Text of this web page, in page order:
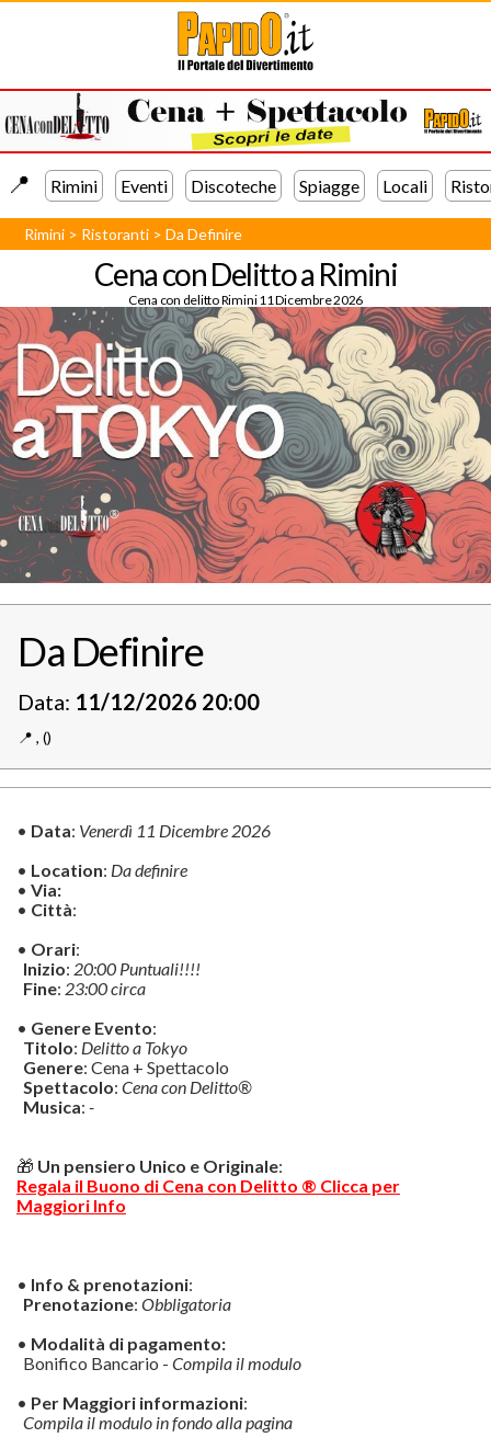
📍️ Rimini Eventi Discoteche Spiagge Locali
Rimini > Ristoranti >Da Definire
Cena con Delitto a Rimini
Cena con delitto Rimini 11 Dicembre 2026
Da Definire
Data: 11/12/2026 20:00
📍️ , ()
• Data: Venerdì 11 Dicembre 2026
• Location: Da definire
• Via:
• Città:
• Orari:
Inizio: 20:00 Puntuali!!!!
Fine: 23:00 circa
• Genere Evento:
Titolo: Delitto a Tokyo
Genere: Cena + Spettacolo
Spettacolo: Cena con Delitto®
Musica: -
🎁 Un pensiero Unico e Originale:
Regala il Buono di Cena con Delitto ® Clicca per
Maggiori Info
• Info & prenotazioni:
Prenotazione: Obbligatoria
• Modalità di pagamento:
Bonifico Bancario - Compila il modulo
• Per Maggiori informazioni:
Compila il modulo in fondo alla pagina